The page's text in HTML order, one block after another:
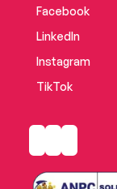
Facebook
LinkedIn
Instagram
TikTok